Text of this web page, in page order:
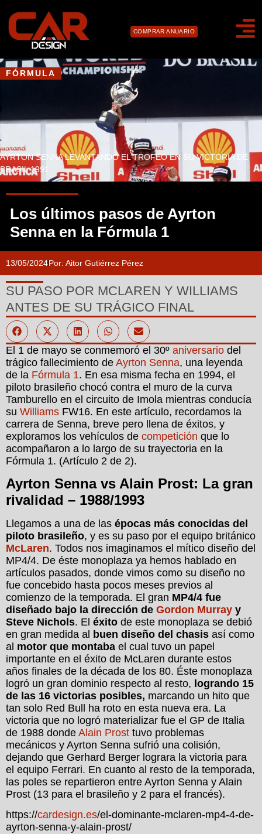
COMPRAR ANUARIO
FÓRMULA
AYRTON SENNA LEVANTANDO EL TROFEO EN SU VICTORIA DE
BRASIL 1991
Los últimos pasos de Ayrton
Senna en la Fórmula 1
13/05/2024Por: Aitor Gutiérrez Pérez
SU PASO POR MCLAREN Y WILLIAMS
ANTES DE SU TRÁGICO FINAL
El 1 de mayo se conmemoró el 30º aniversario del
trágico fallecimiento de Ayrton Senna, una leyenda
de la Fórmula 1. En esa misma fecha en 1994, el
piloto brasileño chocó contra el muro de la curva
Tamburello en el circuito de Imola mientras conducía
su Williams FW16. En este artículo, recordamos la
carrera de Senna, breve pero llena de éxitos, y
exploramos los vehículos de competición que lo
acompañaron a lo largo de su trayectoria en la
Fórmula 1. (Artículo 2 de 2).
Ayrton Senna vs Alain Prost: La gran
rivalidad – 1988/1993
Llegamos a una de las épocas más conocidas del
piloto brasileño, y es su paso por el equipo británico
McLaren. Todos nos imaginamos el mítico diseño del
MP4/4. De éste monoplaza ya hemos hablado en
artículos pasados, donde vimos como su diseño no
fue concebido hasta pocos meses previos al
comienzo de la temporada. El gran MP4/4 fue
diseñado bajo la dirección de Gordon Murray y
Steve Nichols. El éxito de este monoplaza se debió
en gran medida al buen diseño del chasis así como
al motor que montaba el cual tuvo un papel
importante en el éxito de McLaren durante estos
años finales de la década de los 80. Éste monoplaza
logró un gran dominio respecto al resto, logrando 15
de las 16 victorias posibles, marcando un hito que
tan solo Red Bull ha roto en esta nueva era. La
victoria que no logró materializar fue el GP de Italia
de 1988 donde Alain Prost tuvo problemas
mecánicos y Ayrton Senna sufrió una colisión,
dejando que Gerhard Berger lograra la victoria para
el equipo Ferrari. En cuanto al resto de la temporada,
las poles se repartieron entre Ayrton Senna y Alain
Prost (13 para el brasileño y 2 para el francés).
https://cardesign.es/el-dominante-mclaren-mp4-4-de-
ayrton-senna-y-alain-prost/